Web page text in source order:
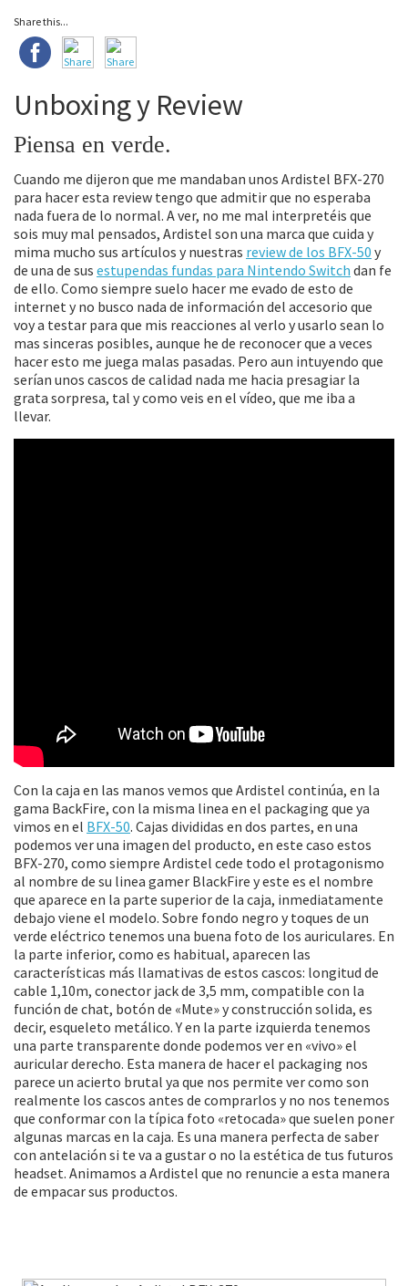
Share this...
Unboxing y Review
Piensa en verde.
Cuando me dijeron que me mandaban unos Ardistel BFX-270
para hacer esta review tengo que admitir que no esperaba
nada fuera de lo normal. A ver, no me mal interpretéis que
sois muy mal pensados, Ardistel son una marca que cuida y
mima mucho sus artículos y nuestras review de los BFX-50 y
de una de sus estupendas fundas para Nintendo Switch dan fe
de ello. Como siempre suelo hacer me evado de esto de
internet y no busco nada de información del accesorio que
voy a testar para que mis reacciones al verlo y usarlo sean lo
mas sinceras posibles, aunque he de reconocer que a veces
hacer esto me juega malas pasadas. Pero aun intuyendo que
serían unos cascos de calidad nada me hacia presagiar la
grata sorpresa, tal y como veis en el vídeo, que me iba a
llevar.
Con la caja en las manos vemos que Ardistel continúa, en la
gama BackFire, con la misma linea en el packaging que ya
vimos en el BFX-50. Cajas divididas en dos partes, en una
podemos ver una imagen del producto, en este caso estos
BFX-270, como siempre Ardistel cede todo el protagonismo
al nombre de su linea gamer BlackFire y este es el nombre
que aparece en la parte superior de la caja, inmediatamente
debajo viene el modelo. Sobre fondo negro y toques de un
verde eléctrico tenemos una buena foto de los auriculares. En
la parte inferior, como es habitual, aparecen las
características más llamativas de estos cascos: longitud de
cable 1,10m, conector jack de 3,5 mm, compatible con la
función de chat, botón de «Mute» y construcción solida, es
decir, esqueleto metálico. Y en la parte izquierda tenemos
una parte transparente donde podemos ver en «vivo» el
auricular derecho. Esta manera de hacer el packaging nos
parece un acierto brutal ya que nos permite ver como son
realmente los cascos antes de comprarlos y no nos tenemos
que conformar con la típica foto «retocada» que suelen poner
algunas marcas en la caja. Es una manera perfecta de saber
con antelación si te va a gustar o no la estética de tus futuros
headset. Animamos a Ardistel que no renuncie a esta manera
de empacar sus productos.